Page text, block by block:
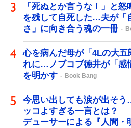
「死ぬとか言うな！」と
を残して自死した…夫が「
さ」に向き合う魂の一冊
心を病んだ母が「4Lの大
れに…ノブコブ徳井が「感
を明かす
Book Bang
今思い出しても涙が出そ
ッコよすぎる一言とは？
デューサーによる『人間・